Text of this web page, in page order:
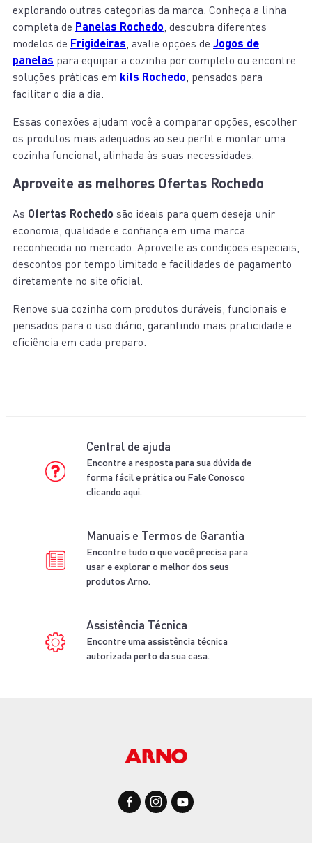
explorando outras categorias da marca. Conheça a linha
completa de Panelas Rochedo, descubra diferentes
modelos de Frigideiras, avalie opções de Jogos de
panelas para equipar a cozinha por completo ou encontre
soluções práticas em kits Rochedo, pensados para
facilitar o dia a dia.
Essas conexões ajudam você a comparar opções, escolher
os produtos mais adequados ao seu perfil e montar uma
cozinha funcional, alinhada às suas necessidades.
Aproveite as melhores Ofertas Rochedo
As Ofertas Rochedo são ideais para quem deseja unir
economia, qualidade e confiança em uma marca
reconhecida no mercado. Aproveite as condições especiais,
descontos por tempo limitado e facilidades de pagamento
diretamente no site oficial.
Renove sua cozinha com produtos duráveis, funcionais e
pensados para o uso diário, garantindo mais praticidade e
eficiência em cada preparo.
Central de ajuda
Encontre a resposta para sua dúvida de
forma fácil e prática ou Fale Conosco
clicando aqui.
Manuais e Termos de Garantia
Encontre tudo o que você precisa para
usar e explorar o melhor dos seus
produtos Arno.
Assistência Técnica
Encontre uma assistência técnica
autorizada perto da sua casa.